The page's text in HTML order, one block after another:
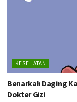
KESEHATAN
Benarkah Daging
Dokter Gizi